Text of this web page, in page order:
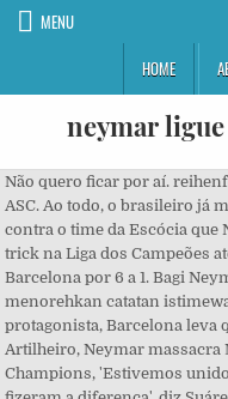
MENU
HOME
neymar ligue
Não quero ficar por aí. reihenfolge ASC, saison_id DESC, verein_id ASC. Ao todo, o brasileiro já marcou cinco gols sobre o Celtic – o … Foi contra o time da Escócia que Neymar fez seu primeiro e único hat-trick na Liga dos Campeões até hoje: em 2013, na goleada do Barcelona por 6 a 1. Bagi Neymar, tiga gol tersebut membantunya menorehkan catatan istimewa di Liga Champions. Com Neymar protagonista, Barcelona leva quinta Champions e fecha ano perfeito, Artilheiro, Neymar massacra Messi nos momentos decisivos da Champions, 'Estivemos unidos desde o início e temos jogadores que fizeram a diferença', diz Suárez, Com gol no fim, Neymar vira o 5º brasileiro a conquistar Libertadores e Champions League, Com Neymar protagonista, Barcelona leva quinta Champions e fecha ano perfeito. Directo Fase de grupos 2020/21 em números. 0 0 0 Barcelona akan lebih dulu menjadi tuan … "Agora, não tem mais o que falarem de mim". "Não tem palavras, não tem o que dizer. Neymar e UEFA Champions League voltam a se encontrar na tarde desta terça-feira (12), no duelo entre Celtic e Paris Saint-Germain, na Escócia. E o retrospecto do atacante não poderia ser melhor. 30/06/2022, Agente: Uefa anuncia elenco ideal da Champions com Neymar, Marquinhos e Messi A Uefa anunciou hoje o elenco ideal da recém-encerrada edição da Liga dos Campeões em grupo de 23 jogadores que tem a presença de Neymar e Marquinhos, ambos do Paris Saint-Germain, os únicos representantes brasileiros. Estes são os dados detalhados de desempenho de Neymar do FC Paris Saint-Germain. O astro brilhou na campanha alvinegra na competição Sul-Americana. Um die Seite nutzen zu können, schalten Sie bitte Ihr Javascript ein. Gol de Neymar contra o Basaksehir é eleito o mais bonito da fase de grupos da Liga dos Campeões. 00:00. O brasileiro já teve o privilégio de vencer a principal competição de clubes do mundo em 2015, com as cores do Barcelona. [1]Horário das partidas a partir de 28 de março de 2015 (Oitavas de final) são CET (), e a partir das fases seguintes são CEST Minutos depois de celebrar o triunfo por 3 a 1 contra a Juventus, em Berlim, com direito a gol nos acréscimos. Familiar, Internacional atual: Neymar diz que título é o maior momento da carreira e desabafa: 'Não tem mais o que falar de mim' Em entrevista à ESPN Brasil, o atacante Neymar desabafou logo após se consagrar campeão da Liga dos Campeões da Uefa.Minutos depois de celebrar o triunfo por 3 a 1 contra a Juventus, em Berlim, com direito a gol nos acréscimos. Neymar sejauh ini juga sudah mengoleksi satu gelar Liga Champions yang didapat saat membela Barcelona pada musim 2014-2015. "Estou muito feliz por fazer parte da história, agora não tem mais o que falarem de mim e está aí a história que estamos fazendo. Jornal: Neymar pediu expulsão do Barça da Champions; Uefa negou Advogado do jogador diz ao GLOBO que não recebeu documento e alega sigilo na ação João Pedro Fonseca Estou muito feliz pela minha partida, pela partida do time, que é o principal. 3 1 1 2 3. Já a conquista da taça mais cobiçada pelos clubes europeus aconteceu neste sábado, no estádio Olímpico de Berlim, na Alemanha. O choro é por lembrar de tudo o que eu sonhei quando eu tinha a idade do meu filho, conta tudo isso, vem a emoção na hora de comemorar", finalizou Neymar. Saiba Mais Vale ressaltar que Neymar foi suspenso pela Uefa e não vai … Artilheiro, Neymar massacra Messi nos momentos decisivos da Champions Watch Queue Queue. Com Neymar protagonista, Barcelona leva quinta Champions e fecha ano perfeito. Fin novembre 2018, le PSG réalisait probablement son plus grand match depuis le début de la saison face à Liverpool au Parc des Princes en s’imposant (2-1). O futuro do brasileiro era dúvida até a última segunda-feira (02), quando fechou a janela de transferências no futebol europeu. Penyerang asal Brasil itu akan berhadapan dengan bekas rekannya di Barcelona, Lionel Messi, ketika kedua tim bertarung di babak 16 besar Liga Champions. This video is unavailable. ... Neymar x Messi na Champions e Flamengo favorito … A decisão